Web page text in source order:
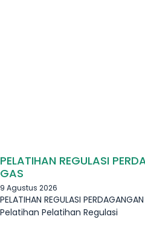
PELATIHAN REGULASI
GAS
9 Agustus 2026
PELATIHAN REGULASI
Pelatihan Pelatihan Regulasi